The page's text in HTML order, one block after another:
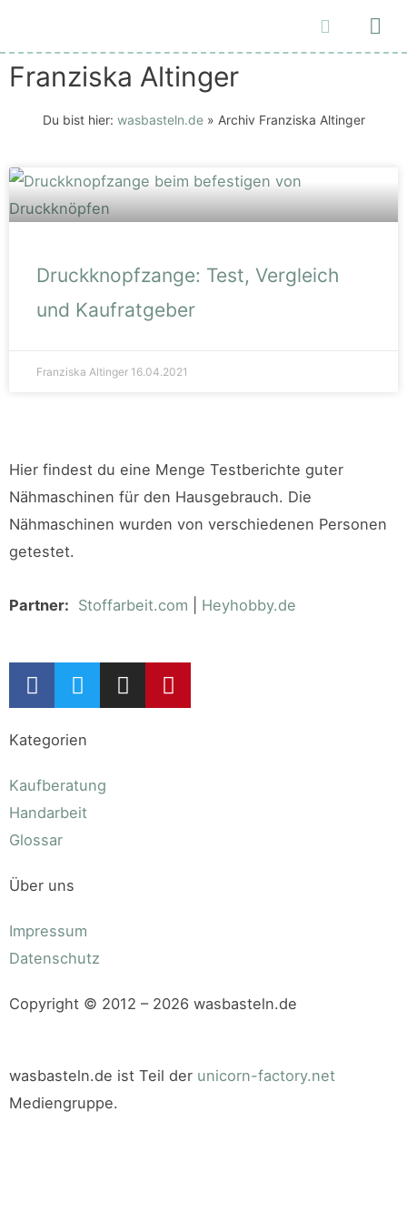
Franziska Altinger
Du bist hier: wasbasteln.de» Archiv Franziska Altinger
Druckknopfzange: Test, Vergleich
und Kaufratgeber
Franziska Altinger 16.04.2021
Hier findest du eine Menge Testberichte guter
Nähmaschinen für den Hausgebrauch. Die
Nähmaschinen wurden von verschiedenen Personen
getestet.
Partner: Stoffarbeit.com Heyhobby.de
Kategorien
Kaufberatung
Handarbeit
Glossar
Über uns
Impressum
Datenschutz
Copyright © 2012 – 2026 wasbasteln.de
wasbasteln.de ist Teil der unicorn-factory.net
Mediengruppe.